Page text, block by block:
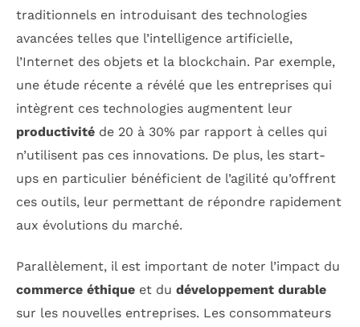
traditionnels en introduisant des technologies
avancées telles que l’intelligence artificielle,
l’Internet des objets et la blockchain. Par exemple,
une étude récente a révélé que les entreprises qui
intègrent ces technologies augmentent leur
productivité de 20 à 30% par rapport à celles qui
n’utilisent pas ces innovations. De plus, les start-
ups en particulier bénéficient de l’agilité qu’offrent
ces outils, leur permettant de répondre rapidement
aux évolutions du marché.
Parallèlement, il est important de noter l’impact du
commerce éthique et du développement durable
sur les nouvelles entreprises. Les consommateurs